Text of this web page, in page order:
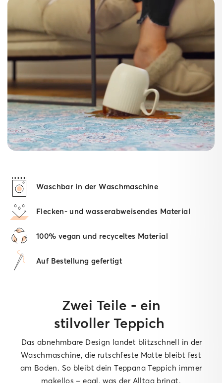
Waschbar in der Waschmaschine
Flecken- und wasserabweisendes Material
100% vegan und recyceltes Material
Auf Bestellung gefertigt
Zwei Teile - ein
stilvoller Teppich
Das abnehmbare Design landet blitzschnell in der
Waschmaschine, die rutschfeste Matte bleibt fest
am Boden. So bleibt dein Teppana Teppich immer
makellos – egal, was der Alltag bringt.